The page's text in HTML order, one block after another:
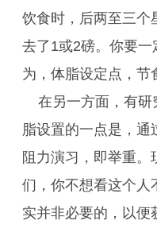
饮食时，后两至三个
去了1或2磅。你要
为，体脂设定点，节
在另一方面，有
脂设置的一点是，通
阻力演习，即举重
们，你不想看这个人
实并非必要的，以便